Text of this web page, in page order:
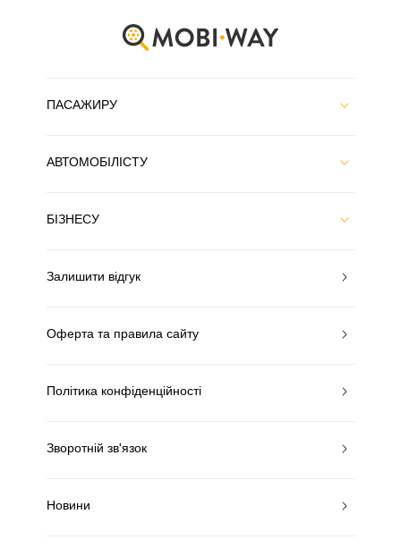
ПАСАЖИРУ
АВТОМОБІЛІСТУ
БІЗНЕСУ
Залишити відгук
Оферта та правила сайту
Політика конфіденційності
Зворотній зв'язок
Новини